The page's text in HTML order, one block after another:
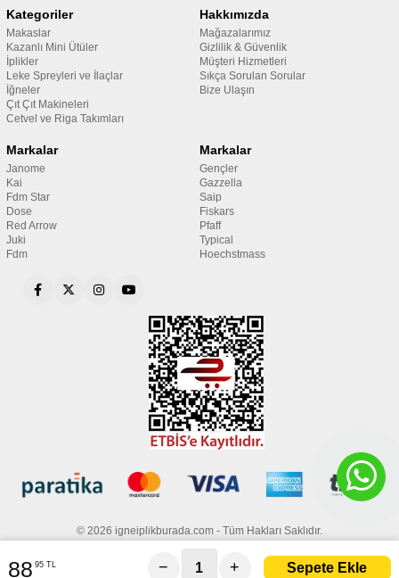
Kategoriler
Makaslar
Kazanlı Mini Ütüler
İplikler
Leke Spreyleri ve İlaçlar
İğneler
Çıt Çıt Makineleri
Cetvel ve Riga Takımları
Hakkımızda
Mağazalarımız
Gizlilik & Güvenlik
Müşteri Hizmetleri
Sıkça Sorulan Sorular
Bize Ulaşın
Markalar
Janome
Kai
Fdm Star
Dose
Red Arrow
Juki
Fdm
Markalar
Gençler
Gazzella
Saip
Fiskars
Pfaff
Typical
Hoechstmass
© 2026 igneiplikburada.com - Tüm Hakları Saklıdır.
88 95 TL − +